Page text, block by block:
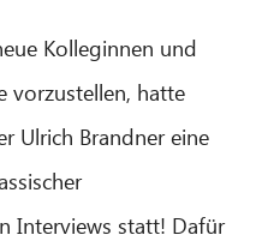
Kolleginnen und
vorzustellen, hatte
Ulrich Brandner eine
Interviews statt! Dafür